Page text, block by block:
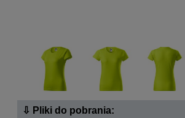
⇩ Pliki do pobrania: